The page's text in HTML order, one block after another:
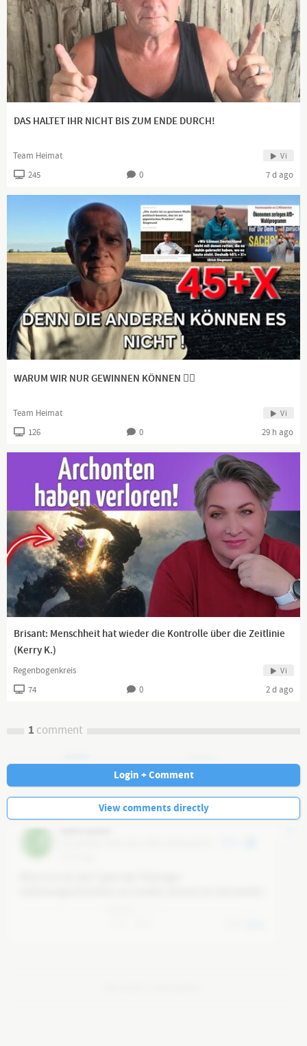
DAS HALTET IHR NICHT BIS ZUM ENDE DURCH!
Team Heimat Vi
245 0 7 d ago
WARUM WIR NUR GEWINNEN KÖNNEN 👍🏻
Team Heimat Vi
126 0 29 h ago
Brisant: Menschheit hat wieder die Kontrolle über die Zeitlinie
(Kerry K.)
Regenbogenkreis Vi
74 0 2 d ago
1 comment
Login + Comment
View comments directly